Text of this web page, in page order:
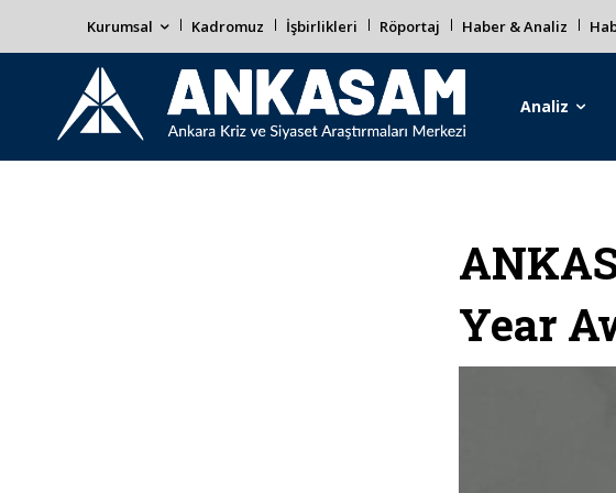
Kurumsal Kadromuz İşbirlikleri Röportaj Haber & Analiz
Analiz
Year